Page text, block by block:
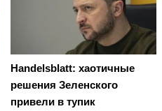
Handelsblatt: хаотичные
решения Зеленского
привели в тупик